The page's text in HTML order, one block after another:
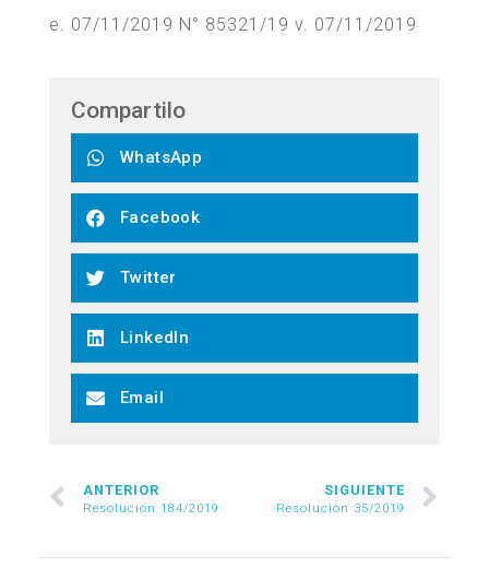
e. 07/11/2019 N° 85321/19 v. 07/11/2019
Compartilo
WhatsApp
Facebook
Twitter
LinkedIn
Email
ANTERIOR
Resolución 184/2019
SIGUIENTE
Resolución 35/2019